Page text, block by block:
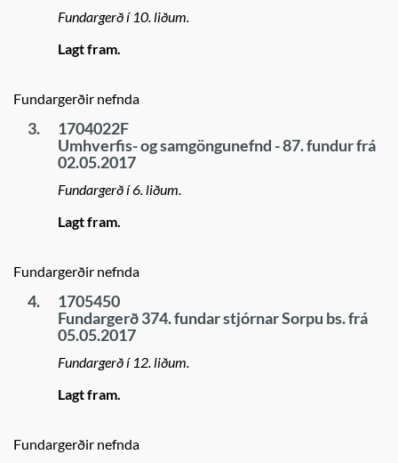
Fundargerð í 10. liðum.
Lagt fram.
Fundargerðir nefnda
3.
1704022F
Umhverfis- og samgöngunefnd - 87. fundur frá
02.05.2017
Fundargerð í 6. liðum.
Lagt fram.
Fundargerðir nefnda
4.
1705450
Fundargerð 374. fundar stjórnar Sorpu bs. frá
05.05.2017
Fundargerð í 12. liðum.
Lagt fram.
Fundargerðir nefnda